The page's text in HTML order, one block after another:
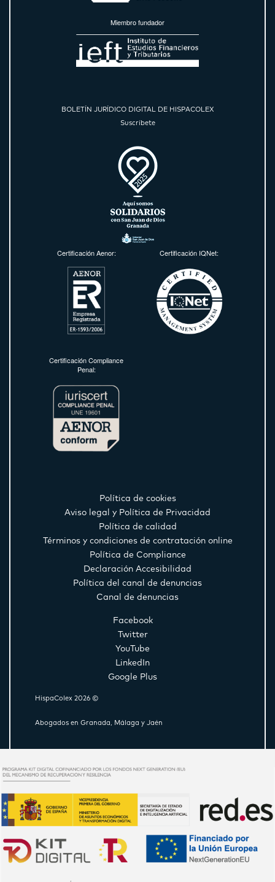
Miembro fundador
BOLETÍN JURÍDICO DIGITAL DE HISPACOLEX
Suscríbete
Certificación Aenor: Certificación IQNet:
Certificación Compliance
Penal:
Política de cookies
Aviso legal y Política de Privacidad
Política de calidad
Términos y condiciones de contratación online
Política de Compliance
Declaración Accesibilidad
Política del canal de denuncias
Canal de denuncias
Facebook
Twitter
YouTube
LinkedIn
Google Plus
HispaColex 2026 ©
Abogados en Granada, Málaga y Jaén